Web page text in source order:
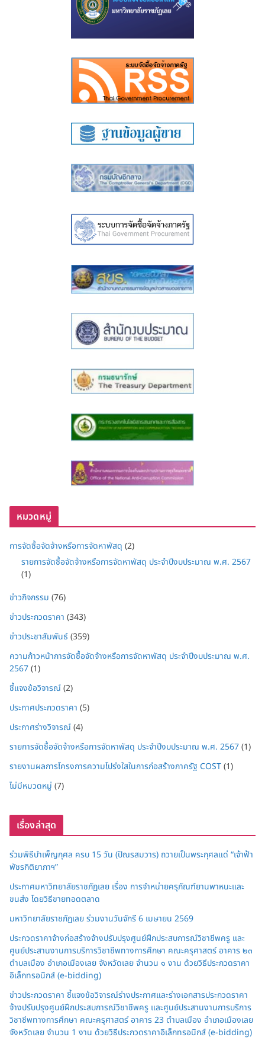
หมวดหมู่
การจัดซื้อจัดจ้างหรือการจัดหาพัสดุ (2)
รายการจัดซื้อจัดจ้างหรือการจัดหาพัสดุ ประจำปีงบประมาณ พ.ศ. 2567
(1)
ข่าวกิจกรรม (76)
ข่าวประกวดราคา (343)
ข่าวประชาสัมพันธ์(359)
ความก้าวหน้าการจัดซื้อจัดจ้างหรือการจัดหาพัสดุ ประจำปีงบประมาณ พ.ศ.
2567(1)
ชี้แจงข้อวิจารณ์(2)
ประกาศประกวดราคา (5)
ประกาศร่างวิจารณ์(4)
รายการจัดซื้อจัดจ้างหรือการจัดหาพัสดุ ประจำปีงบประมาณ พ.ศ. 2567(1)
รายงานผลการโครงการความโปร่งใสในการก่อสร้างภาครัฐ COST(1)
ไม่มีหมวดหมู่ (7)
เรื่องล่าสุด
ร่วมพิธีบำเพ็ญกุศล ครบ 15 วัน (ปัณรสมวาร) ถวายเป็นพระกุศลแด่ “เจ้าฟ้า
พัชรกิติยาภาฯ”
ประกาศมหาวิทยาลัยราชภัฏเลย เรื่อง การจำหน่ายครุภัณฑ์ยานพาหนะและ
ขนส่ง โดยวิธีขายทอดตลาด
มหาวิทยาลัยราชภัฏเลย ร่วมงานวันจักรี 6 เมษายน 2569
ประกวดราคาจ้างก่อสร้างจ้างปรับปรุงศูนย์ฝึกประสบการณ์วิชาชีพครู และ
ศูนย์ประสานงานการบริการวิชาชีพทางการศึกษา คณะครุศาสตร์ อาคาร ๒๓
ตำบลเมือง อำเภอเมืองเลย จังหวัดเลย จำนวน ๑ งาน ด้วยวิธีประกวดราคา
อิเล็กทรอนิกส์ (e-bidding)
ข่าวประกวดราคา ชี้แจงข้อวิจารณ์ร่างประกาศและร่างเอกสารประกวดราคา
จ้างปรับปรุงศูนย์ฝึกประสบการณ์วิชาชีพครู และศูนย์ประสานงานการบริการ
วิชาชีพทางการศึกษา คณะครุศาสตร์ อาคาร 23 ตำบลเมือง อำเภอเมืองเลย
จังหวัดเลย จำนวน 1 งาน ด้วยวิธีประกวดราคาอิเล็กทรอนิกส์ (e-bidding)